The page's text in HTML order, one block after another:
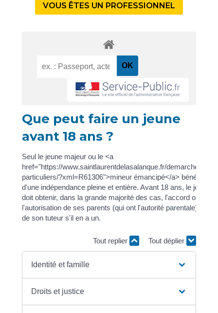
VOUS ÊTES UN PROFESSIONNEL
Que peut faire un jeune
avant 18 ans ?
Seul le jeune majeur ou le <a
href="https://www.saintlaurentdelasalanque.fr/demarches/sp-
particuliers/?xml=R61306">mineur émancipé</a> bénéfice
d'une indépendance pleine et entière. Avant 18 ans, le jeune
doit obtenir, dans la grande majorité des cas, l'accord ou
l'autorisation de ses parents (qui ont l'autorité parentale) ou
de son tuteur s'il en a un.
Tout replier Tout déplier
Identité et famille
Droits et justice